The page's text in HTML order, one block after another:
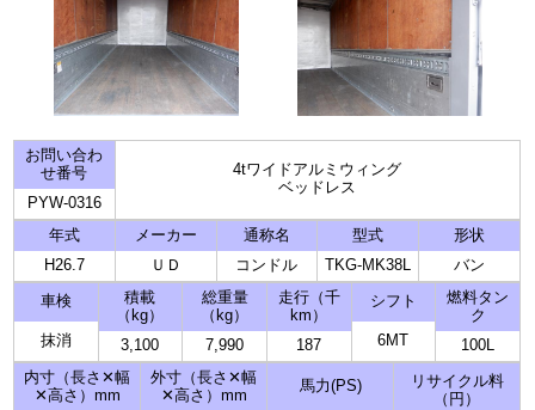
お問い合わ
せ番号
PYW-0316
4tワイドアルミウィング
ベッドレス
年式
H26.7
メーカー
ＵＤ
通称名
コンドル
型式
TKG-MK38L
形状
バン
車検
抹消
積載
（kg）
3,100
総重量
（kg）
7,990
走行（千
km）
187
シフト
6MT
燃料タン
ク
100L
内寸（長さ✕幅
✕高さ）mm
外寸（長さ✕幅
✕高さ）mm
馬力(PS)
リサイクル料
（円）